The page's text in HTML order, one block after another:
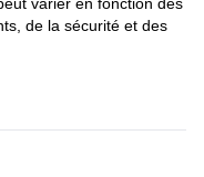
de la sécurité et des